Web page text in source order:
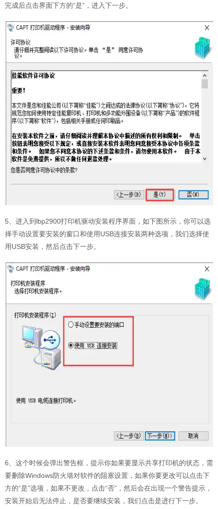
完成后点击界面下方的“是”，进入下一步。
5、进入到lbp2900打印机驱动安装程序界面，如下图所示，你可以选
择手动设置要安装的窗口和使用USB连接安装两种选项，我们选择使
用USB安装，然后点击下一步。
6、这个时候会弹出警告框，提示你如果要显示共享打印机的状态，需
要删除Windows防火墙对软件的阻塞设置，如果你要更改可以点击下
方的“是”选项，如果不更改，点击“否”，然后会在出现一个警告提示，
安装开始后无法停止，是否要继续安装，我们点击是进行下一步。